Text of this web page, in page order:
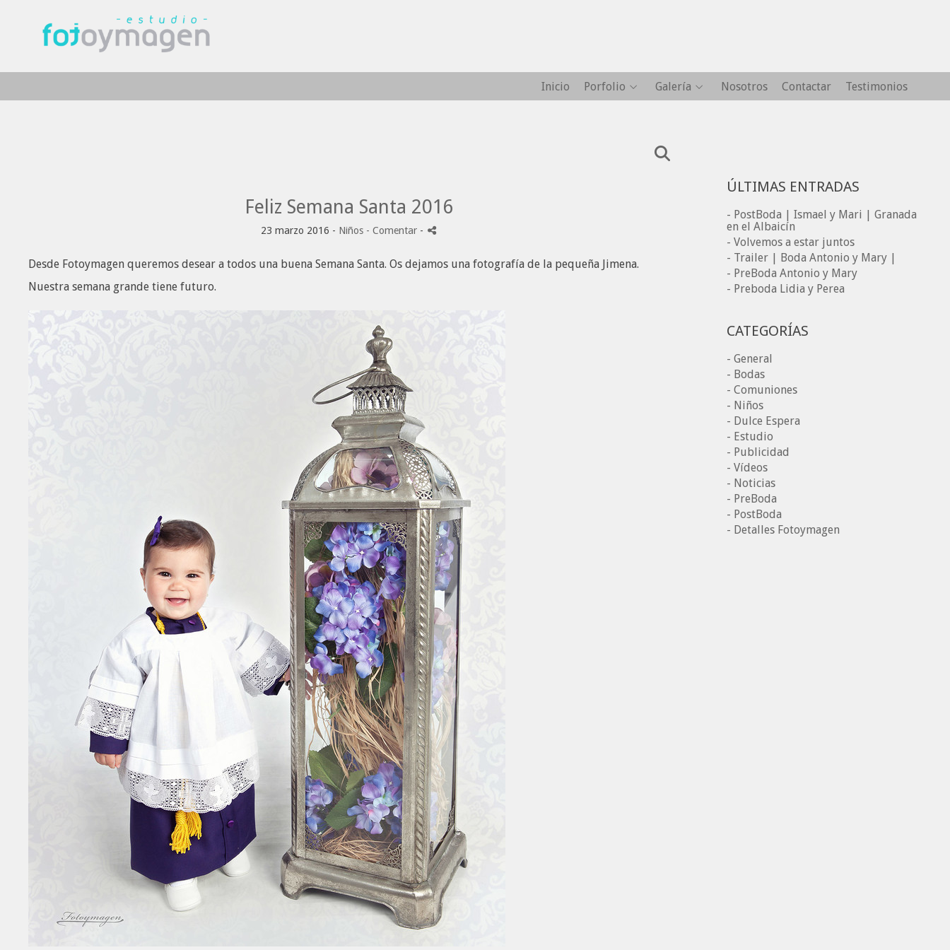
Inicio Porfolio Galería Nosotros Contactar Testimonios
Feliz Semana Santa 2016
23 marzo 2016 - Niños - Comentar -
Desde Fotoymagen queremos desear a todos una buena Semana Santa. Os dejamos una fotografía de la pequeña Jimena.
Nuestra semana grande tiene futuro.
ÚLTIMAS ENTRADAS
- PostBoda | Ismael y Mari | Granada
en el Albaicín
- Volvemos a estar juntos
- Trailer | Boda Antonio y Mary |
- PreBoda Antonio y Mary
- Preboda Lidia y Perea
CATEGORÍAS
- General
- Bodas
- Comuniones
- Niños
- Dulce Espera
- Estudio
- Publicidad
- Vídeos
- Noticias
- PreBoda
- PostBoda
- Detalles Fotoymagen